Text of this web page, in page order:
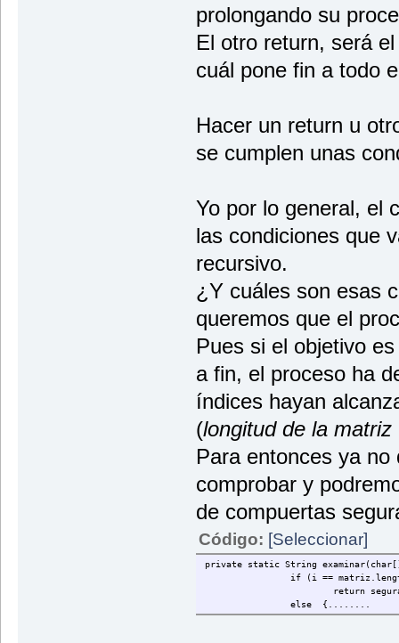
prolongando su
El otro return, será
cuál pone fin a todo
Hacer un return u
se cumplen unas
Yo por lo general, el
las condiciones que
recursivo.
¿Y cuáles son esas
queremos que el
Pues si el objetivo
a fin, el proceso ha
índices hayan
(longitud de la matriz
Para entonces ya
comprobar y
de compuertas
Código: [Seleccionar]
private static String
if (i ==
return
else {........